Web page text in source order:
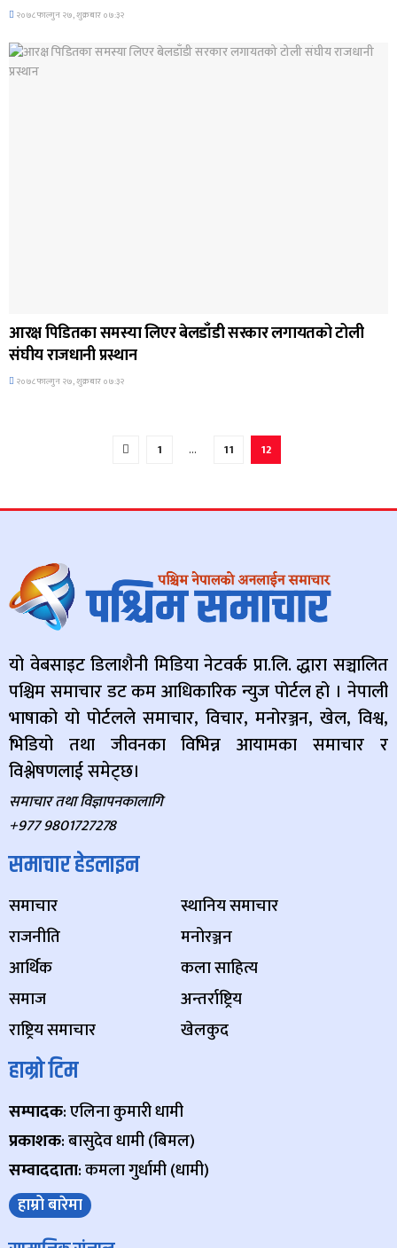
२०७८ फाल्गुन २७, शुक्रबार ०७:३२
आरक्ष पिडितका समस्या लिएर बेलडाँडी सरकार लगायतको टोली
संघीय राजधानी प्रस्थान
२०७८ फाल्गुन २७, शुक्रबार ०७:३२
1 … 11 12
यो वेबसाइट डिलाशैनी मिडिया नेटवर्क प्रा.लि. द्धारा सञ्चालित
पश्चिम समाचार डट कम आधिकारिक न्युज पोर्टल हो । नेपाली
भाषाको यो पोर्टलले समाचार, विचार, मनोरञ्जन, खेल, विश्व,
भिडियो तथा जीवनका विभिन्न आयामका समाचार र
विश्लेषणलाई समेट्छ।
समाचार तथा विज्ञापनकालागि
+977 9801727278
समाचार हेडलाइन
समाचार
राजनीति
आर्थिक
समाज
राष्ट्रिय समाचार
स्थानिय समाचार
मनोरञ्जन
कला साहित्य
अन्तर्राष्ट्रिय
खेलकुद
हाम्रो टिम
सम्पादक: एलिना कुमारी धामी
प्रकाशक: बासुदेव धामी (बिमल)
सम्वाददाता: कमला गुर्धामी (धामी)
हाम्रो बारेमा